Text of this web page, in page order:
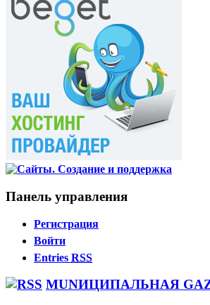
Панель управления
Регистрация
Войти
Entries RSS
MUNИЦИПАЛЬНАЯ